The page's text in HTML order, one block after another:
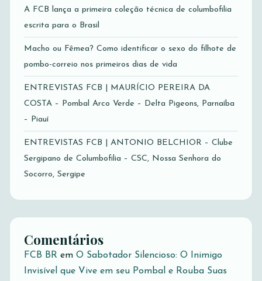
A FCB lança a primeira coleção técnica de columbofilia
escrita para o Brasil
Macho ou Fêmea? Como identificar o sexo do filhote de
pombo-correio nos primeiros dias de vida
ENTREVISTAS FCB | MAURÍCIO PEREIRA DA
COSTA – Pombal Arco Verde – Delta Pigeons, Parnaíba
– Piauí
ENTREVISTAS FCB | ANTONIO BELCHIOR – Clube
Sergipano de Columbofilia – CSC, Nossa Senhora do
Socorro, Sergipe
Comentários
FCB BR em O Sabotador Silencioso: O Inimigo
Invisível que Vive em seu Pombal e Rouba Suas